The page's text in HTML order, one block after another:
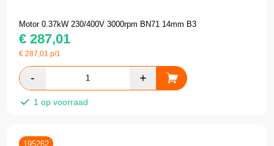
Motor 0.37kW 230/400V 3000rpm BN71 14mm B3
€ 287,01
€287,01 p/1
1 op voorraad
195262